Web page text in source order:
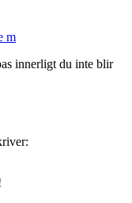
m
innerligt du inte blir